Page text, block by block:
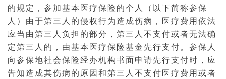
的规定，参加基本医疗保险的个人（以下简称参保
人）由于第三人的侵权行为造成伤病，医疗费用依法
应当由第三人负担的部分，第三人不支付或者无法确
定第三人的，由基本医疗保险基金先行支付。参保人
向参保地社会保险经办机构书面申请先行支付时，应
告知造成其伤病的原因和第三人不支付医疗费用或者